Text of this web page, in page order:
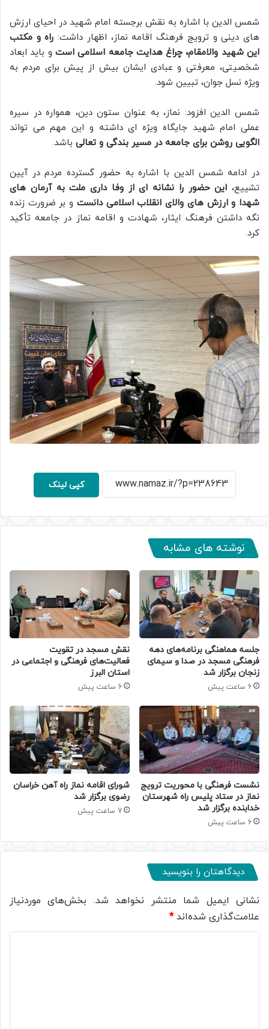
شمس الدین با اشاره به نقش برجسته امام شهید در احیای ارزش‌
های دینی و ترویج فرهنگ اقامه نماز، اظهار داشت: راه و مکتب
این شهید والامقام، چراغ هدایت جامعه اسلامی است و باید ابعاد
شخصیتی، معرفتی و عبادی ایشان بیش از پیش برای مردم به‌
ویژه نسل جوان، تبیین شود.
شمس الدین افزود: نماز، به عنوان ستون دین، همواره در سیره
عملی امام شهید جایگاه ویژه‌ ای داشته و این مهم می‌ تواند
الگویی روشن برای جامعه در مسیر بندگی و تعالی باشد.
در ادامه شمس الدین با اشاره به حضور گسترده مردم در آیین
تشییع، این حضور را نشانه‌ ای از وفا داری ملت به آرمان‌ های
شهدا و ارزش‌ های والای انقلاب اسلامی دانست و بر ضرورت زنده
نگه داشتن فرهنگ ایثار، شهادت و اقامه نماز در جامعه تأکید
کرد.
کپی لینک
نوشته های مشابه
جلسه هماهنگی برنامه‌های دهه
فرهنگی مسجد در صدا و سیمای
زنجان برگزار شد
6 ساعت پیش
نقش مسجد در تقویت
فعالیت‌های فرهنگی و اجتماعی در
استان البرز
6 ساعت پیش
نشست فرهنگی با محوریت ترویج
نماز در ستاد پلیس راه شهرستان
خدابنده برگزار شد
6 ساعت پیش
شورای اقامه نماز راه آهن خراسان
رضوی برگزار شد
7 ساعت پیش
دیدگاهتان را بنویسید
نشانی ایمیل شما منتشر نخواهد شد. بخش‌های موردنیاز
علامت‌گذاری شده‌اند*